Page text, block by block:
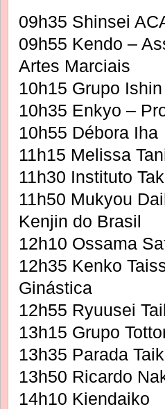
09h35 Shinsei
09h55 Kendo –
Artes Marciais
10h15 Grupo
10h35 Enkyo –
10h55 Débora Iha
11h15 Melissa
11h30 Instituto
11h50 Mukyou
Kenjin do Brasil
12h10 Ossama
12h35 Kenko
Ginástica
12h55 Ryuusei
13h15 Grupo
13h35 Parada
13h50 Ricardo
14h10 Kiendaiko